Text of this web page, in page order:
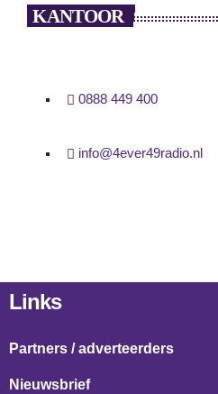
KANTOOR
0888 449 400
info@4ever49radio.nl
Links
Partners / adverteerders
Nieuwsbrief